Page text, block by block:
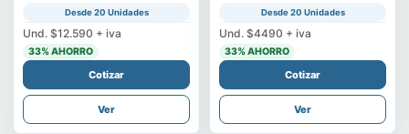
Desde 20 Unidades
Und. $12.590 + iva
33% AHORRO
Cotizar
Ver
Desde 20 Unidades
Und. $4490 + iva
33% AHORRO
Cotizar
Ver